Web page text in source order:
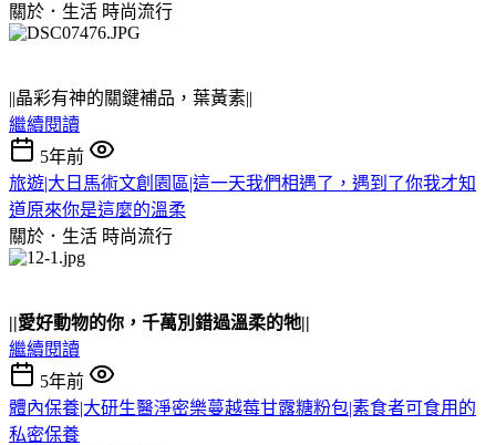
關於．生活 時尚流行
||晶彩有神的關鍵補品，葉黃素||
繼續閱讀
5年前
旅遊|大日馬術文創園區|這一天我們相遇了，遇到了你我才知
道原來你是這麼的溫柔
關於．生活 時尚流行
||愛好動物的你，千萬別錯過溫柔的牠||
繼續閱讀
5年前
體內保養|大研生醫淨密樂蔓越莓甘露糖粉包|素食者可食用的
私密保養